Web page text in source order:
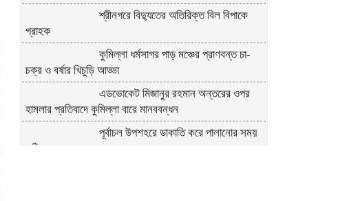
শ্রীনগরে বিদ্যুতের অতিরিক্ত বিল বিপাকে
গ্রাহক
কুমিল্লা ধর্মসাগর পাড় মঞ্চের প্রাণবন্ত চা-
চক্র ও বর্ষার খিচুড়ি আড্ডা
এডভোকেট মিজানুর রহমান অন্তরের ওপর
হামলার প্রতিবাদে কুমিল্লা বারে মানববন্ধন
পূর্বাচল উপশহরে ডাকাতি করে পালানোর সময়
লুন্ঠিত মালামালসহ ছয় ডাকাত গ্রেফতার